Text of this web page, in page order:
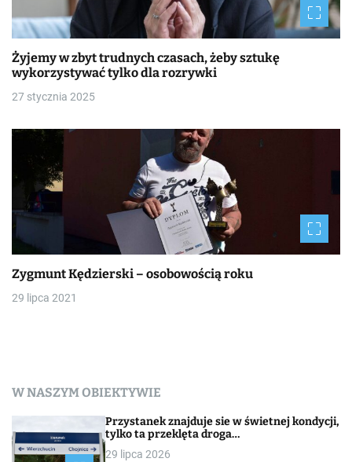
Żyjemy w zbyt trudnych czasach, żeby sztukę
wykorzystywać tylko dla rozrywki
27 stycznia 2025
Zygmunt Kędzierski – osobowością roku
29 lipca 2021
W NASZYM OBIEKTYWIE
Przystanek znajduje sie w świetnej kondycji,
tylko ta przeklęta droga…
29 lipca 2026